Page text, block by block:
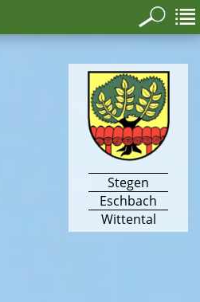
Stegen
Eschbach
Wittental